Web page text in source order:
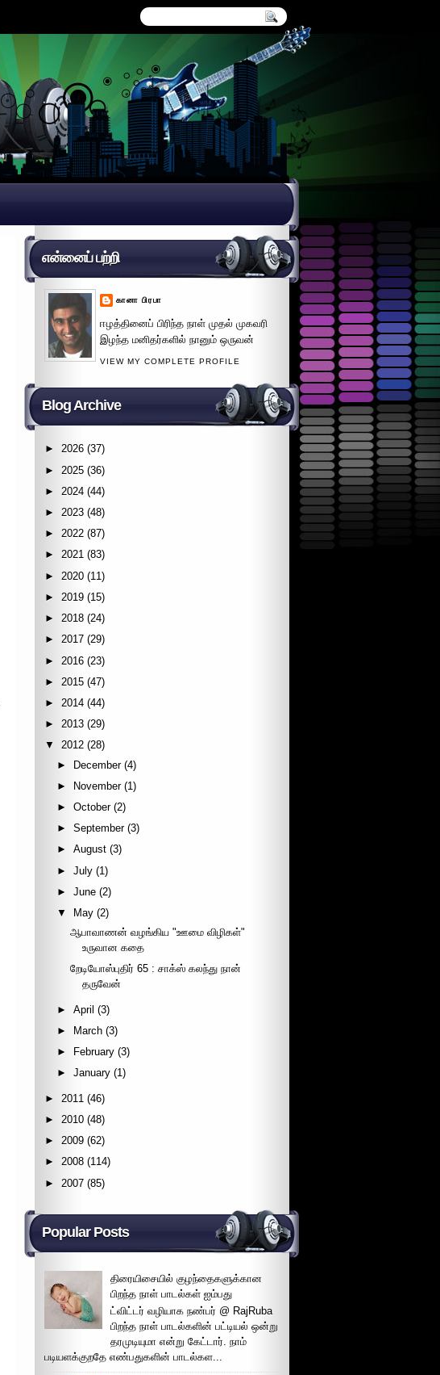
என்னைப் பற்றி
கானா பிரபா
ஈழத்தினைப் பிரிந்த நாள் முதல் முகவரி
இழந்த மனிதர்களில் நானும் ஒருவன்
VIEW MY COMPLETE PROFILE
Blog Archive
► 2026 (37)
► 2025 (36)
► 2024 (44)
► 2023 (48)
► 2022 (87)
► 2021 (83)
► 2020 (11)
► 2019 (15)
► 2018 (24)
► 2017 (29)
► 2016 (23)
► 2015 (47)
► 2014 (44)
► 2013 (29)
▼
2012 (28)
► December (4)
► November (1)
►October (2)
►September (3)
►August (3)
►July (1)
►June (2)
▼
May (2)
ஆபாவாணன் வழங்கிய "ஊமை விழிகள்"
உருவான கதை
றேடியோஸ்புதிர் 65 : சாக்ஸ் கலந்து நான்
தருவேன்
►April (3)
►
March (3)
►
February (3)
►January (1)
► 2011 (46)
► 2010 (48)
► 2009 (62)
► 2008 (114)
► 2007 (85)
Popular Posts
திரையிசையில் குழந்தைகளுக்கான
பிறந்த நாள் பாடல்கள் ஐம்பது
ட்விட்டர் வழியாக நண்பர் @ RajRuba
பிறந்த நாள் பாடல்களின் பட்டியல் ஒன்று
தரமுடியுமா என்று கேட்டார். நாம்
படியளக்குறதே எண்பதுகளின் பாடல்கள...